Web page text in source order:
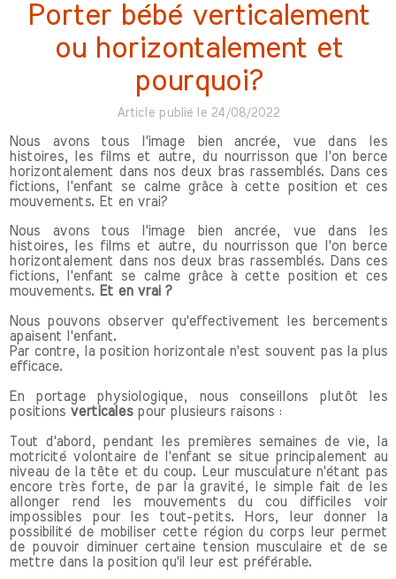
Porter bébé verticalement
ou horizontalement et
pourquoi?
Article publié le 24/08/2022
Nous avons tous l'image bien ancrée, vue dans les
histoires, les films et autre, du nourrisson que l'on berce
horizontalement dans nos deux bras rassemblés. Dans ces
fictions, l'enfant se calme grâce à cette position et ces
mouvements. Et en vrai?
Nous avons tous l'image bien ancrée, vue dans les
histoires, les films et autre, du nourrisson que l'on berce
horizontalement dans nos deux bras rassemblés. Dans ces
fictions, l'enfant se calme grâce à cette position et ces
mouvements. Et en vrai ?
Nous pouvons observer qu'effectivement les bercements
apaisent l'enfant.
Par contre, la position horizontale n'est souvent pas la plus
efficace.
En portage physiologique, nous conseillons plutôt les
positions verticalespour plusieurs raisons :
Tout d'abord, pendant les premières semaines de vie, la
motricité volontaire de l'enfant se situe principalement au
niveau de la tête et du coup. Leur musculature n'étant pas
encore très forte, de par la gravité, le simple fait de les
allonger rend les mouvements du cou difficiles voir
impossibles pour les tout-petits. Hors, leur donner la
possibilité de mobiliser cette région du corps leur permet
de pouvoir diminuer certaine tension musculaire et de se
mettre dans la position qu'il leur est préférable.